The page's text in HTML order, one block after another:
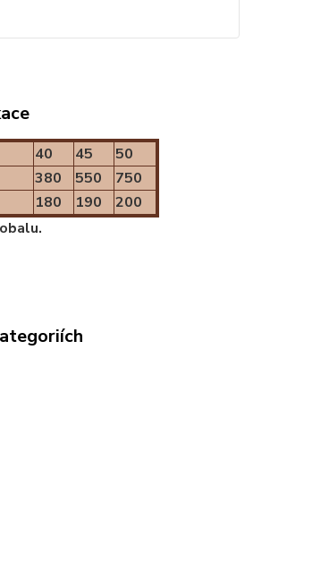
40 45
50
380 550
750
180 190
200